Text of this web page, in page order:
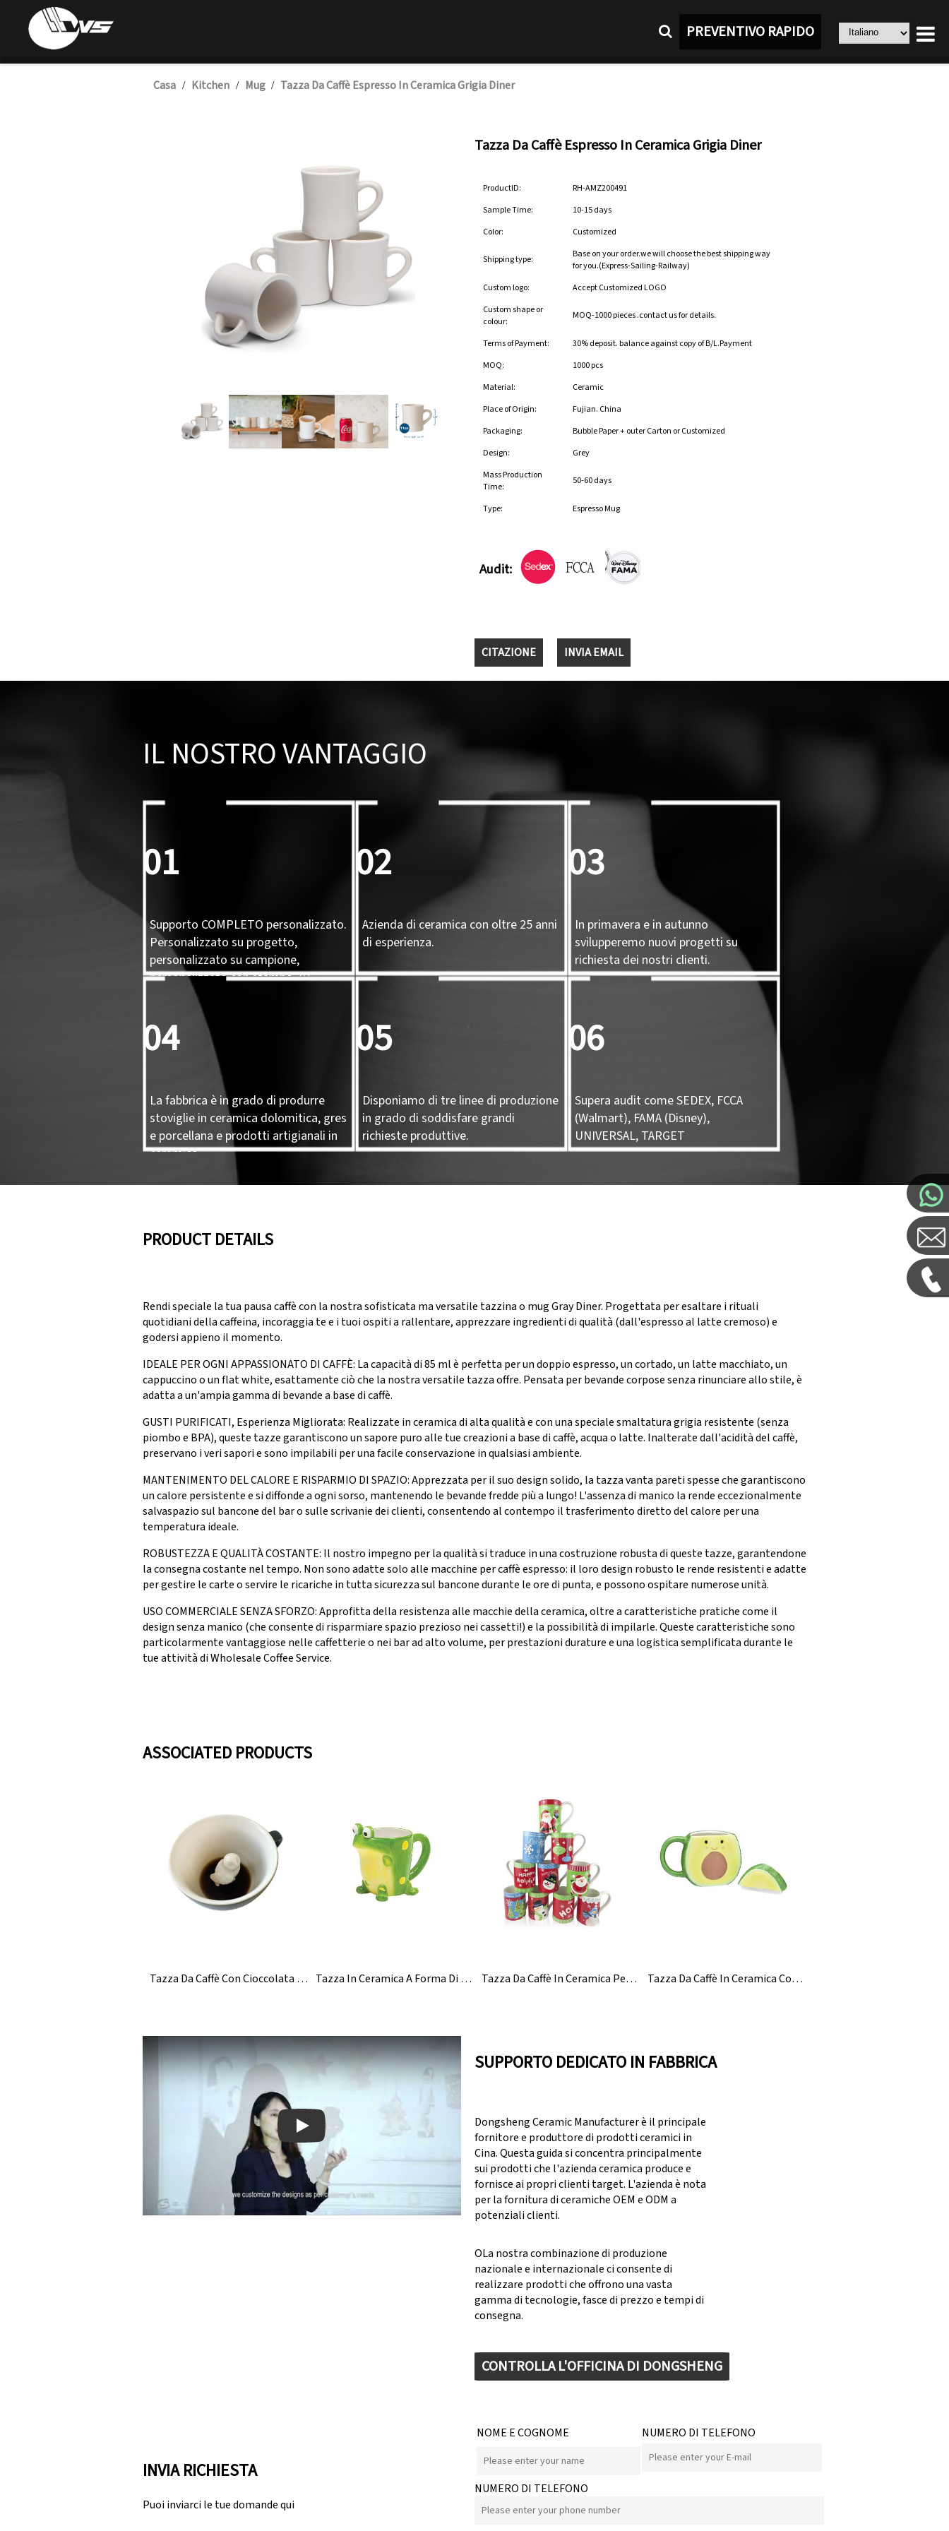
PREVENTIVO RAPIDO
Casa / Kitchen / Mug / Tazza Da Caffè Espresso In Ceramica Grigia Diner
Tazza Da Caffè Espresso In Ceramica Grigia Diner
ProductID:
RH-AMZ200491
Sample Time:
10-15 days
Color:
Customized
Shipping type:
Base on your order.we will choose the best shipping way
for you.(Express-Sailing-Railway)
Custom logo:
Accept Customized LOGO
Custom shape or
colour:
MOQ-1000 pieces .contact us for details.
Terms of Payment:
30% deposit. balance against copy of B/L.Payment
MOQ:
1000 pcs
Material:
Ceramic
Place of Origin:
Fujian. China
Packaging:
Bubble Paper + outer Carton or Customized
Design:
Grey
Mass Production
Time:
50-60 days
Type: Espresso Mug
Audit:
CITAZIONE INVIA EMAIL
IL NOSTRO VANTAGGIO
01
Supporto COMPLETO personalizzato.
Personalizzato su progetto,
personalizzato su campione,
personalizzato con stampo 3D.
02
Azienda di ceramica con oltre 25 anni
di esperienza.
03
In primavera e in autunno
svilupperemo nuovi progetti su
richiesta dei nostri clienti.
04
La fabbrica è in grado di produrre
stoviglie in ceramica dolomitica, gres
e porcellana e prodotti artigianali in
ceramica.
05
Disponiamo di tre linee di produzione
in grado di soddisfare grandi
richieste produttive.
06
Supera audit come SEDEX, FCCA
(Walmart), FAMA (Disney),
UNIVERSAL, TARGET
PRODUCT DETAILS
Rendi speciale la tua pausa caffè con la nostra sofisticata ma versatile tazzina o mug Gray Diner. Progettata per esaltare i rituali
quotidiani della caffeina, incoraggia te e i tuoi ospiti a rallentare, apprezzare ingredienti di qualità (dall'espresso al latte cremoso) e
godersi appieno il momento.
IDEALE PER OGNI APPASSIONATO DI CAFFÈ: La capacità di 85 ml è perfetta per un doppio espresso, un cortado, un latte macchiato, un
cappuccino o un flat white, esattamente ciò che la nostra versatile tazza offre. Pensata per bevande corpose senza rinunciare allo stile, è
adatta a un'ampia gamma di bevande a base di caffè.
GUSTI PURIFICATI, Esperienza Migliorata: Realizzate in ceramica di alta qualità e con una speciale smaltatura grigia resistente (senza
piombo e BPA), queste tazze garantiscono un sapore puro alle tue creazioni a base di caffè, acqua o latte. Inalterate dall'acidità del caffè,
preservano i veri sapori e sono impilabili per una facile conservazione in qualsiasi ambiente.
MANTENIMENTO DEL CALORE E RISPARMIO DI SPAZIO: Apprezzata per il suo design solido, la tazza vanta pareti spesse che garantiscono
un calore persistente e si diffonde a ogni sorso, mantenendo le bevande fredde più a lungo! L'assenza di manico la rende eccezionalmente
salvaspazio sul bancone del bar o sulle scrivanie dei clienti, consentendo al contempo il trasferimento diretto del calore per una
temperatura ideale.
ROBUSTEZZA E QUALITÀ COSTANTE: Il nostro impegno per la qualità si traduce in una costruzione robusta di queste tazze, garantendone
la consegna costante nel tempo. Non sono adatte solo alle macchine per caffè espresso: il loro design robusto le rende resistenti e adatte
per gestire le carte o servire le ricariche in tutta sicurezza sul bancone durante le ore di punta, e possono ospitare numerose unità.
USO COMMERCIALE SENZA SFORZO: Approfitta della resistenza alle macchie della ceramica, oltre a caratteristiche pratiche come il
design senza manico (che consente di risparmiare spazio prezioso nei cassetti!) e la possibilità di impilarle. Queste caratteristiche sono
particolarmente vantaggiose nelle caffetterie o nei bar ad alto volume, per prestazioni durature e una logistica semplificata durante le
tue attività di Wholesale Coffee Service.
ASSOCIATED PRODUCTS
Tazza Da Caffè Con Cioccolata Calda In Ceramica A Forma Di Uccello Tazza In Ceramica A Forma Di Rana Tazza Da Caffè In Ceramica Personalizzata Con Motivo A Pinguino Per Le Feste Natalizie Tazza Da Caffè In Ceramica Con Coperchio A Forma Di Avocado
SUPPORTO DEDICATO IN FABBRICA
Dongsheng Ceramic Manufacturer è il principale
fornitore e produttore di prodotti ceramici in
Cina. Questa guida si concentra principalmente
sui prodotti che l'azienda ceramica produce e
fornisce ai propri clienti target. L'azienda è nota
per la fornitura di ceramiche OEM e ODM a
potenziali clienti.
OLa nostra combinazione di produzione
nazionale e internazionale ci consente di
realizzare prodotti che offrono una vasta
gamma di tecnologie, fasce di prezzo e tempi di
consegna.
CONTROLLA L'OFFICINA DI DONGSHENG
Play: Keynote (Google I/O '18)
INVIA RICHIESTA
Puoi inviarci le tue domande qui
NOME E COGNOME NUMERO DI TELEFONO
NUMERO DI TELEFONO